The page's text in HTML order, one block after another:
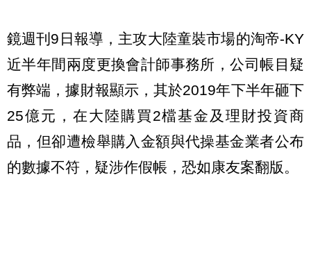
鏡週刊9日報導，主攻大陸童裝市場的淘帝-KY
近半年間兩度更換會計師事務所，公司帳目疑
有弊端，據財報顯示，其於2019年下半年砸下
25億元，在大陸購買2檔基金及理財投資商
品，但卻遭檢舉購入金額與代操基金業者公布
的數據不符，疑涉作假帳，恐如康友案翻版。